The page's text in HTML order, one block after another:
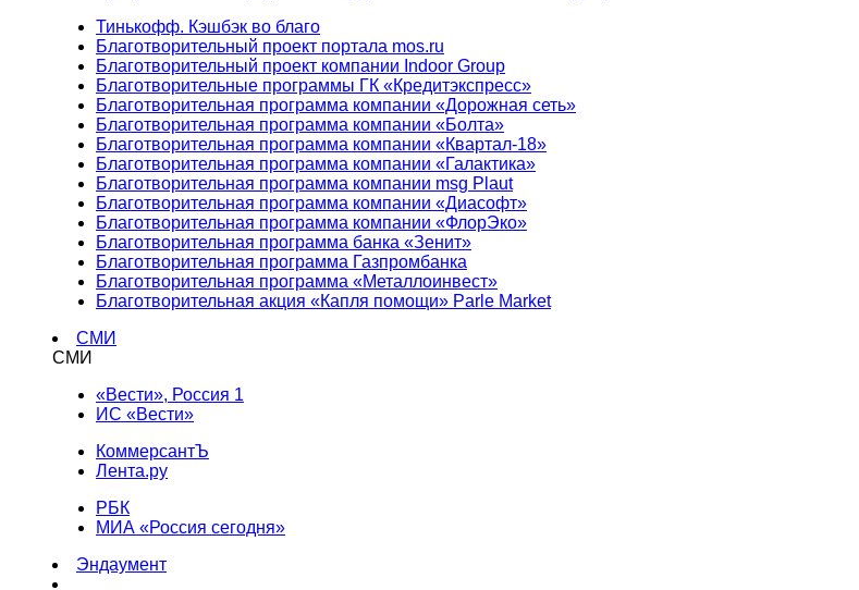
Тинькофф. Кэшбэк во благо
Благотворительный проект портала mos.ru
Благотворительный проект компании Indoor Group
Благотворительные программы ГК «Кредитэкспресс»
Благотворительная программа компании «Дорожная сеть»
Благотворительная программа компании «Болта»
Благотворительная программа компании «Квартал-18»
Благотворительная программа компании «Галактика»
Благотворительная программа компании msg Plaut
Благотворительная программа компании «Диасофт»
Благотворительная программа компании «ФлорЭко»
Благотворительная программа банка «Зенит»
Благотворительная программа Газпромбанка
Благотворительная программа «Металлоинвест»
Благотворительная акция «Капля помощи» Parle Market
СМИ
СМИ
«Вести», Россия 1
ИС «Вести»
КоммерсантЪ
Лента.ру
РБК
МИА «Россия сегодня»
Эндаумент